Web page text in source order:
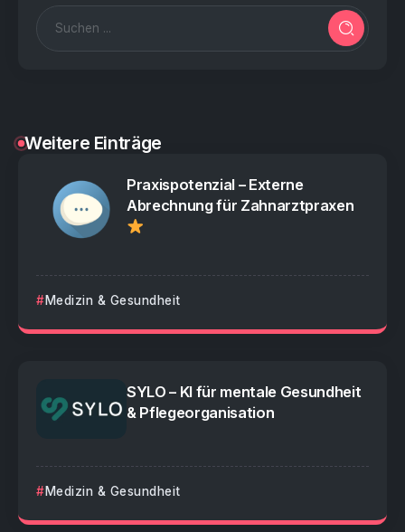
Weitere Einträge
Praxispotenzial – Externe
Abrechnung für Zahnarztpraxen
Medizin & Gesundheit
SYLO – KI für mentale Gesundheit
& Pflegeorganisation
Medizin & Gesundheit